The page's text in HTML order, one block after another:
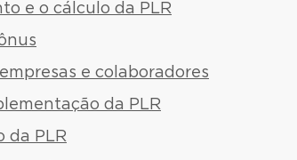
e o cálculo da PLR
e colaboradores
da PLR
da PLR